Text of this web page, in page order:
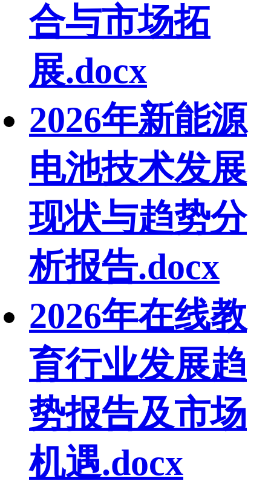
合与市场拓
展.docx
2026年新能源
电池技术发展
现状与趋势分
析报告.docx
2026年在线教
育行业发展趋
势报告及市场
机遇.docx